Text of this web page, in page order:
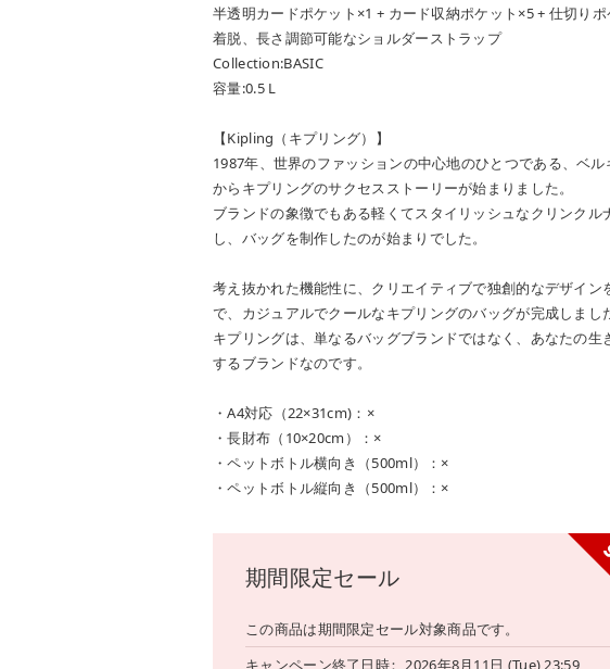
半透明カードポケット×1 + カード収納ポケット×5 + 仕切りポ
着脱、長さ調節可能なショルダーストラップ
Collection:BASIC
容量:0.5 L
【Kipling（キプリング）】
1987年、世界のファッションの中心地のひとつである、ベ
からキプリングのサクセスストーリーが始まりました。
ブランドの象徴でもある軽くてスタイリッシュなクリンクル
し、バッグを制作したのが始まりでした。
考え抜かれた機能性に、クリエイティブで独創的なデザイン
で、カジュアルでクールなキプリングのバッグが完成しまし
キプリングは、単なるバッグブランドではなく、あなたの生
するブランドなのです。
・A4対応（22×31cm)：×
・長財布（10×20cm）：×
・ペットボトル横向き（500ml）：×
・ペットボトル縦向き（500ml）：×
期間限定セール
この商品は期間限定セール対象商品です。
キャンペーン終了日時
2026年8月11日 (Tue) 23:59